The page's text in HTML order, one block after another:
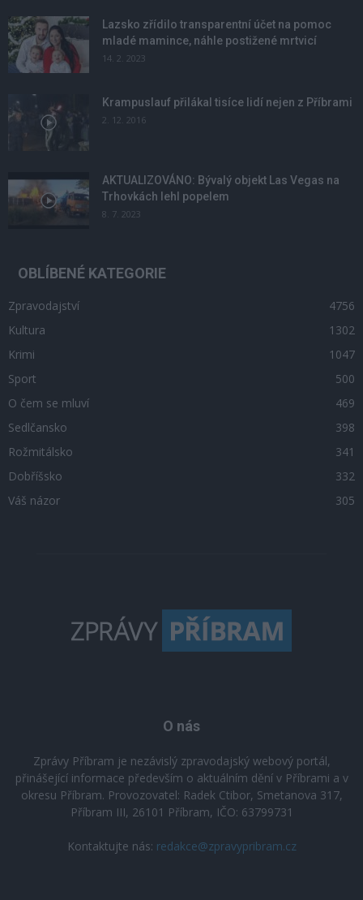
Lazsko zřídilo transparentní účet na pomoc
mladé mamince, náhle postižené mrtvicí
14. 2. 2023
Krampuslauf přilákal tisíce lidí nejen z Příbrami
2. 12. 2016
AKTUALIZOVÁNO: Bývalý objekt Las Vegas na
Trhovkách lehl popelem
8. 7. 2023
OBLÍBENÉ KATEGORIE
Zpravodajství
4756
Kultura
1302
Krimi
1047
Sport
500
O čem se mluví
469
Sedlčansko
398
Rožmitálsko
341
Dobříšsko
332
Váš názor
305
O nás
Zprávy Příbram je nezávislý zpravodajský webový portál,
přinášející informace především o aktuálním dění v Příbrami a v
okresu Příbram. Provozovatel: Radek Ctibor, Smetanova 317,
Příbram III, 26101 Příbram, IČO: 63799731
Kontaktujte nás: redakce@zpravypribram.cz